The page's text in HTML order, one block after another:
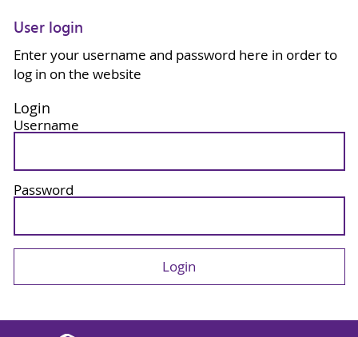
User login
Enter your username and password here in order to
log in on the website
Login
Username
Password